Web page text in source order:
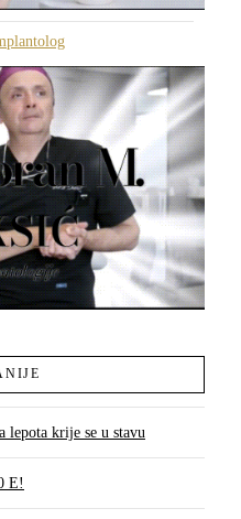
lepota krije se u stavu
E!